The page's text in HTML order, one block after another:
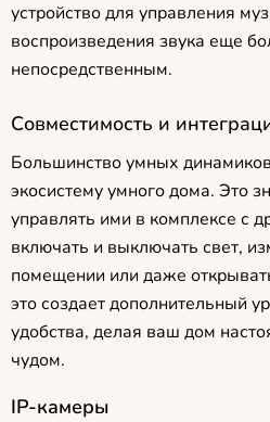
устройство для управления
воспроизведения звука еще
непосредственным.
Совместимость и
Большинство умных
экосистему умного дома. Это
управлять ими в комплексе с
включать и выключать свет,
помещении или даже
это создает дополнительный
удобства, делая ваш дом
чудом.
IP-камеры